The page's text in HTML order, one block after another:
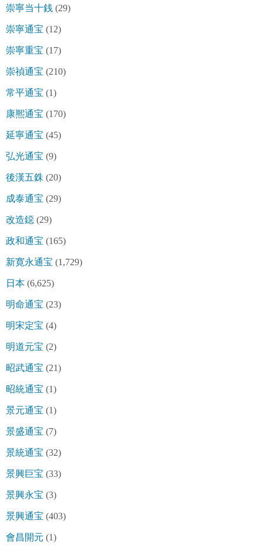
崇寧当十銭 (29)
崇寧通宝 (12)
崇寧重宝 (17)
崇禎通宝 (210)
常平通宝 (1)
康熈通宝 (170)
延寧通宝 (45)
弘光通宝 (9)
後漢五銖 (20)
成泰通宝 (29)
改造鐚 (29)
政和通宝 (165)
新寛永通宝 (1,729)
日本 (6,625)
明命通宝 (23)
明宋定宝 (4)
明道元宝 (2)
昭武通宝 (21)
昭統通宝 (1)
景元通宝 (1)
景盛通宝 (7)
景統通宝 (32)
景興巨宝 (33)
景興永宝 (3)
景興通宝 (403)
會昌開元 (1)